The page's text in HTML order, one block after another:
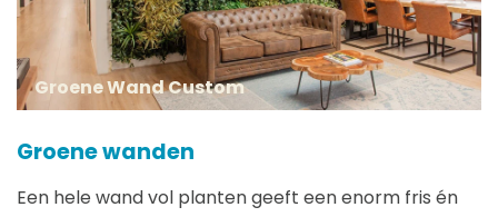
Groene Wand Custom
Groene wanden
Een hele wand vol planten geeft een enorm fris én